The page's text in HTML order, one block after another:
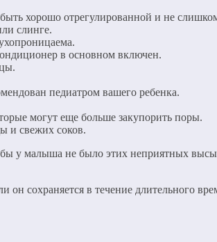
хорошо отрегулированной и не
слинге.
в основном включен.
педиатром вашего ребенка.
могут еще больше закупорить поры.
и свежих соков.
у малыша не было этих неприятных
сохраняется в течение длительного